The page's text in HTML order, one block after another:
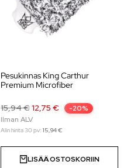
Pesukinnas King Carthur
Premium Microfiber
15,94€12,75 € -20%
Alin hinta 30 pv: 15,94€
LISÄÄ OSTOSKORIIN